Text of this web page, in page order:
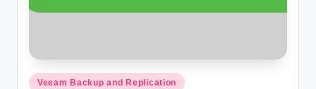
Posted
Veeam Backup and Replication